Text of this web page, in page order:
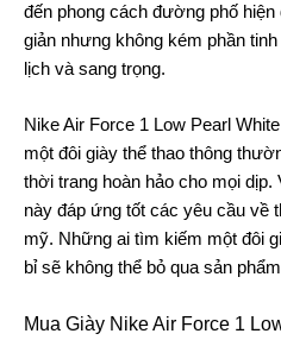
đến phong cách đường phố
giản nhưng không kém phần
lịch và sang trọng.
Nike Air Force 1 Low Pearl
một đôi giày thể thao thông
thời trang hoàn hảo cho mọi
này đáp ứng tốt các yêu cầu về
mỹ. Những ai tìm kiếm một đôi
bỉ sẽ không thể bỏ qua sản
Mua Giày Nike Air Force 1